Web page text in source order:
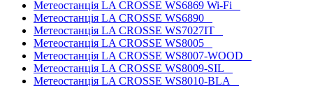
Метеостанція LA CROSSE WS6869 Wi-Fi
Метеостанція LA CROSSE WS6890
Метеостанція LA CROSSE WS7027IT
Метеостанція LA CROSSE WS8005
Метеостанція LA CROSSE WS8007-WOOD
Метеостанція LA CROSSE WS8009-SIL
Метеостанція LA CROSSE WS8010-BLA